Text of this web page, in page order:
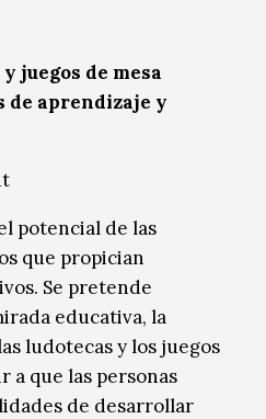
juegos de mesa
aprendizaje y
potencial de las
que propician
Se pretende
educativa, la
ludotecas y los juegos
a que las personas
de desarrollar